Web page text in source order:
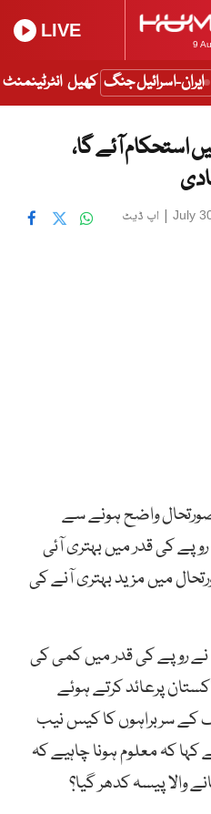
9
LIVE
ایران-اسرائیل جنگ کھیل انٹرٹینمنٹ
استحکام آئے گا،
July
| اپ ڈیٹ
واضح ہونے سے
کی قدر میں بہتری آئی
میں مزید بہتری آنے کی
نے روپے کی قدر میں کمی کی
پرعائد کرتے ہوئے
کے سربراہوں کا کیس نیب
کہا کہ معلوم ہونا چاہیے کہ
والا پیسہ کدھر گیا؟